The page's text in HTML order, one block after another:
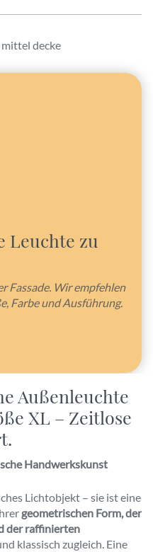
decke
Leuchte zu
Fassade. Wir empfehlen
Farbe und Ausführung.
Außenleuchte
XL – Zeitlose
Handwerkskunst
Lichtobjekt – sie ist eine
geometrischen Form, der
der raffinierten
klassisch zugleich. Eine